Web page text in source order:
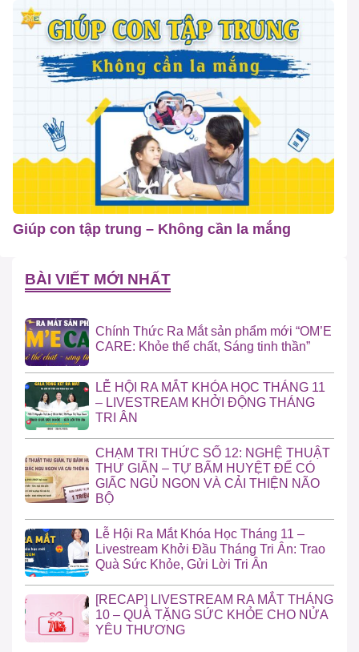
Giúp con tập trung – Không cần la mắng
BÀI VIẾT MỚI NHẤT
Chính Thức Ra Mắt sản phẩm mới “OM’E
CARE: Khỏe thể chất, Sáng tinh thần”
LỄ HỘI RA MẮT KHÓA HỌC THÁNG 11
– LIVESTREAM KHỞI ĐỘNG THÁNG
TRI ÂN
CHẠM TRI THỨC SỐ 12: NGHỆ THUẬT
THƯ GIÃN – TỰ BẤM HUYỆT ĐỂ CÓ
GIẤC NGỦ NGON VÀ CẢI THIỆN NÃO
BỘ
Lễ Hội Ra Mắt Khóa Học Tháng 11 –
Livestream Khởi Đầu Tháng Tri Ân: Trao
Quà Sức Khỏe, Gửi Lời Tri Ân
[RECAP] LIVESTREAM RA MẮT THÁNG
10 – QUÀ TẶNG SỨC KHỎE CHO NỬA
YÊU THƯƠNG